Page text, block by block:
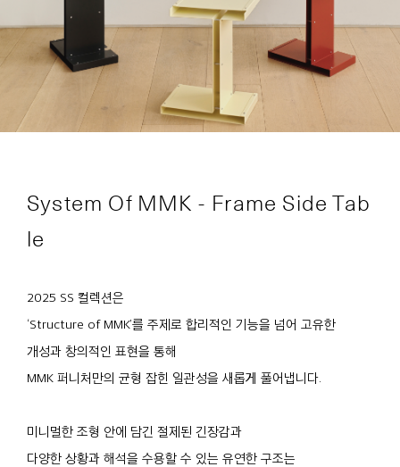
System Of MMK - Frame Side Tab
Le
2025 SS 컬렉션은
‘Structure of MMK’를 주제로 합리적인 기능을 넘어 고유한
개성과 창의적인 표현을 통해
MMK 퍼니처만의 균형 잡힌 일관성을 새롭게 풀어냅니다.
미니멀한 조형 안에 담긴 절제된 긴장감과
다양한 상황과 해석을 수용할 수 있는 유연한 구조는